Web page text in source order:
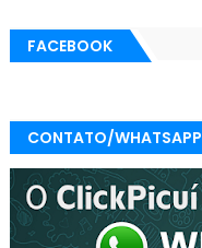
FACEBOOK
CONTATO/WHATSAPP